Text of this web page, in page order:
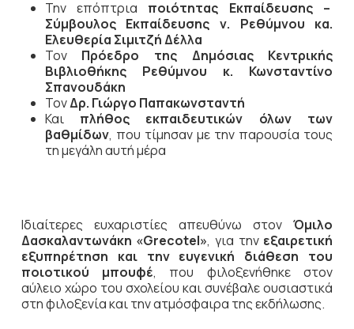
Την επόπτρια ποιότητας Εκπαίδευσης –
Σύμβουλος Εκπαίδευσης ν. Ρεθύμνου κα.
Ελευθερία Σιμιτζή Δέλλα
Τον Πρόεδρο της Δημόσιας Κεντρικής
Βιβλιοθήκης Ρεθύμνου κ. Κωνσταντίνο
Σπανουδάκη
ΤονΔρ. Γιώργο Παπακωνσταντή
Και πλήθος εκπαιδευτικών όλων των
βαθμίδων, που τίμησαν με την παρουσία τους
τη μεγάλη αυτή μέρα
Ιδιαίτερες ευχαριστίες απευθύνω στονΌμιλο
Δασκαλαντωνάκη «Grecotel», για την εξαιρετική
εξυπηρέτηση και την ευγενική διάθεση του
ποιοτικού μπουφέ, που φιλοξενήθηκε στον
αύλειο χώρο του σχολείου και συνέβαλε ουσιαστικά
στη φιλοξενία και την ατμόσφαιρα της εκδήλωσης.